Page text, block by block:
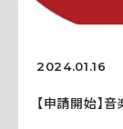
2024.01.16
【申請開始】